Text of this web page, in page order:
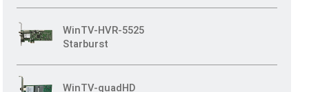
WinTV-HVR-5525
Starburst
WinTV-quadHD